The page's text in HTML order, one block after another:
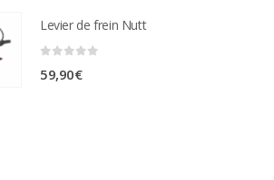
prix :
Levier de frein Nutt
59,90€